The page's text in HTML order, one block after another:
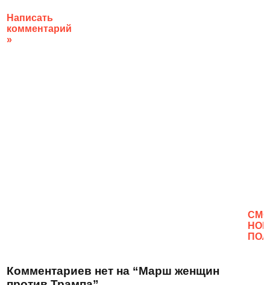
Написать
комментарий
»
Комментариев нет на “Марш женщин